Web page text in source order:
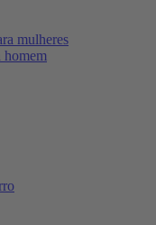
mulheres
homem